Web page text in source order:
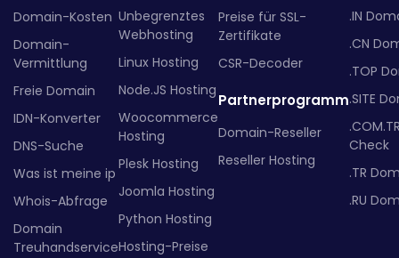
Domain-Kosten
Domain-
Vermittlung
Freie Domain
IDN-Konverter
DNS-Suche
Was ist meine ip
Whois-Abfrage
Domain
Treuhandservice
Unbegrenztes
Webhosting
Linux Hosting
Node.JS Hosting
Woocommerce
Hosting
Plesk Hosting
Joomla Hosting
Python Hosting
Hosting-Preise
Preise für SSL-
Zertifikate
CSR-Decoder
Partnerprogramm
Domain-Reseller
Reseller Hosting
.IN
.CN
.TOP
.SITE
Check
.TR
.RU